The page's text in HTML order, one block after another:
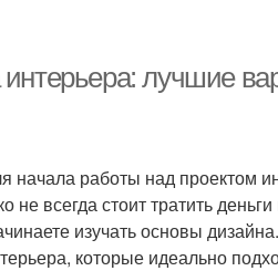
лучшие
начала работы над проектом
всегда стоит тратить
изучать основы
которые идеально